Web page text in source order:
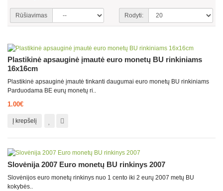
Rūšiavimas Rodyti:
Plastikinė apsauginė įmautė euro monetų BU rinkiniams
16x16cm
Plastikinė apsauginė įmautė tinkanti daugumai euro monetų BU rinkiniams
Parduodama BE eurų monetų ri..
1.00€
Į krepšelį
Slovėnija 2007 Euro monetų BU rinkinys 2007
Slovėnijos euro monetų rinkinys nuo 1 cento iki 2 eurų 2007 metų BU
kokybės..